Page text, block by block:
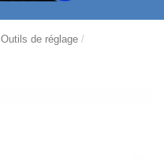
Outils de réglage